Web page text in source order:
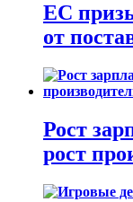
ЕС
от
Рост
рост